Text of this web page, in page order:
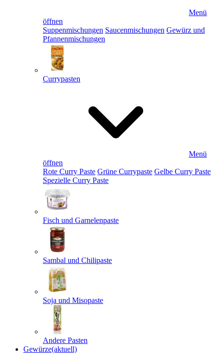
Menü
öffnen
Suppenmischungen Saucenmischungen Gewürz und
Pfannenmischungen
Currypasten
Menü
öffnen
Rote Curry Paste Grüne Currypaste Gelbe Curry Paste
Spezielle Curry Paste
Fisch und Garnelenpaste
Sambal und Chilipaste
Soja und Misopaste
Andere Pasten
Gewürze(aktuell)